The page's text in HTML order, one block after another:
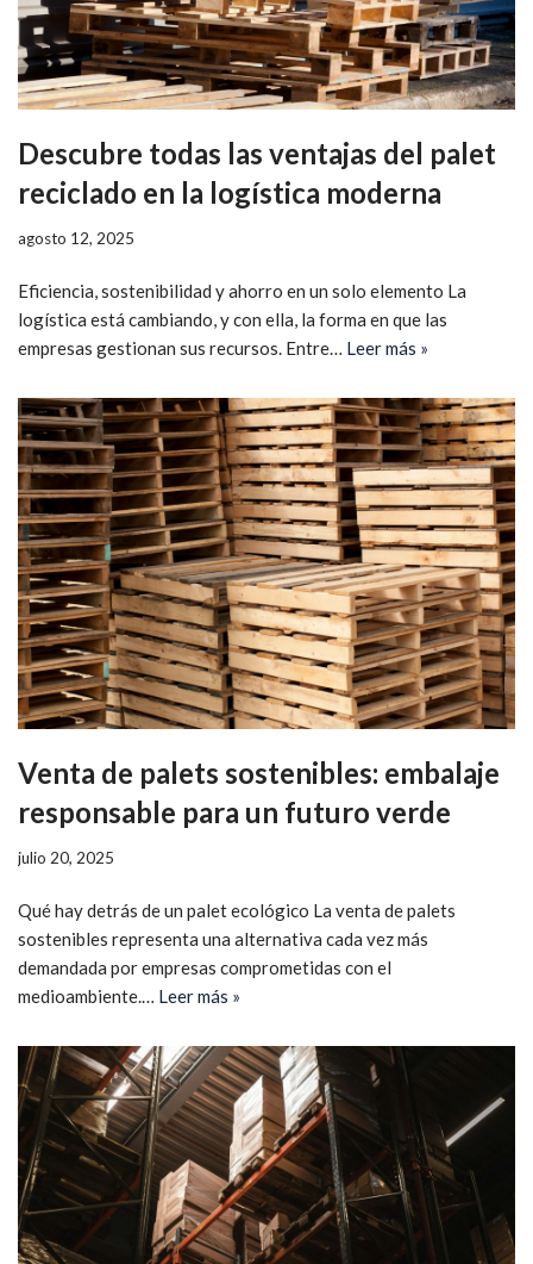
Descubre todas las ventajas del palet
reciclado en la logística moderna
agosto 12, 2025
Eficiencia, sostenibilidad y ahorro en un solo elemento La
logística está cambiando, y con ella, la forma en que las
empresas gestionan sus recursos. Entre… Leer más »
Venta de palets sostenibles: embalaje
responsable para un futuro verde
julio 20, 2025
Qué hay detrás de un palet ecológico La venta de palets
sostenibles representa una alternativa cada vez más
demandada por empresas comprometidas con el
medioambiente.… Leer más »